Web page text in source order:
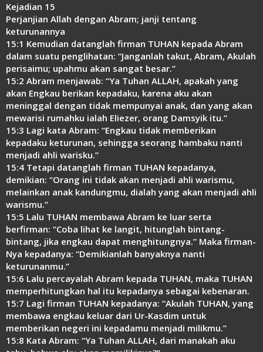
Kejadian 15
Perjanjian Allah dengan Abram; janji tentang
keturunannya
15:1 Kemudian datanglah firman TUHAN kepada Abram
dalam suatu penglihatan: “Janganlah takut, Abram, Akulah
perisaimu; upahmu akan sangat besar.”
15:2 Abram menjawab: “Ya Tuhan ALLAH, apakah yang
akan Engkau berikan kepadaku, karena aku akan
meninggal dengan tidak mempunyai anak, dan yang akan
mewarisi rumahku ialah Eliezer, orang Damsyik itu.”
15:3 Lagi kata Abram: “Engkau tidak memberikan
kepadaku keturunan, sehingga seorang hambaku nanti
menjadi ahli warisku.”
15:4 Tetapi datanglah firman TUHAN kepadanya,
demikian: “Orang ini tidak akan menjadi ahli warismu,
melainkan anak kandungmu, dialah yang akan menjadi ahli
warismu.”
15:5 Lalu TUHAN membawa Abram ke luar serta
berfirman: “Coba lihat ke langit, hitunglah bintang-
bintang, jika engkau dapat menghitungnya.” Maka firman-
Nya kepadanya: “Demikianlah banyaknya nanti
keturunanmu.”
15:6 Lalu percayalah Abram kepada TUHAN, maka TUHAN
memperhitungkan hal itu kepadanya sebagai kebenaran.
15:7 Lagi firman TUHAN kepadanya: “Akulah TUHAN, yang
membawa engkau keluar dari Ur-Kasdim untuk
memberikan negeri ini kepadamu menjadi milikmu.”
15:8 Kata Abram: “Ya Tuhan ALLAH, dari manakah aku